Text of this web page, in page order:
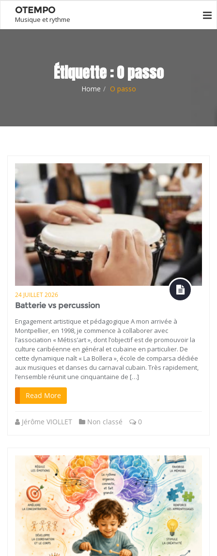
OTEMPO
Musique et rythme
Étiquette :O passo
Home O passo
24 JUILLET 2026
Batterie vs percussion
Engagement artistique et pédagogique A mon arrivée à
Montpellier, en 1998, je commence à collaborer avec
l’association « Métiss’art », dont l’objectif est de promouvoir la
culture caribéenne en général et cubaine en particulier. De
cette dynamique naît « La Bollera », école de comparsa dédiée
aux musiques et danses du carnaval cubain. Très rapidement,
l’ensemble réunit une cinquantaine de […]
Read More
Jérôme VIOLLET Non classé 0